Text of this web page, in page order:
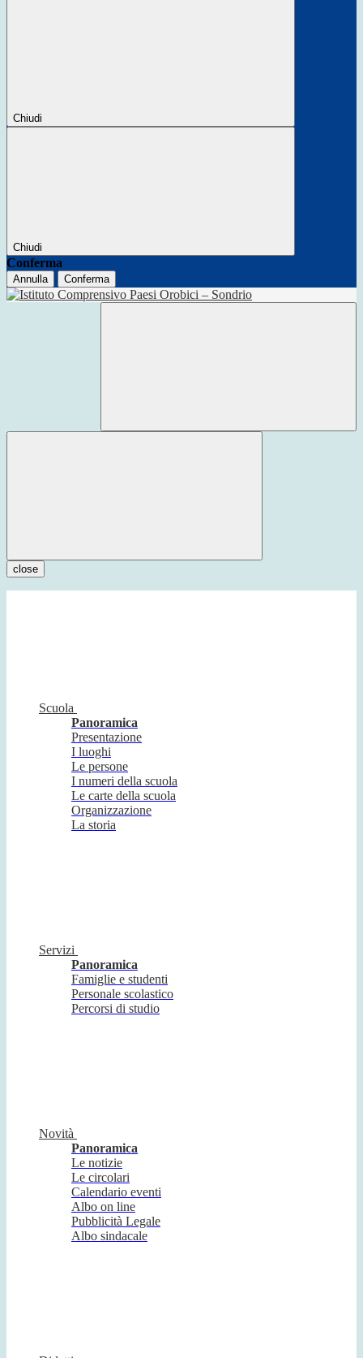
Chiudi
Chiudi
Conferma
Annulla Conferma
close
Scuola
Panoramica
Presentazione
I luoghi
Le persone
I numeri della scuola
Le carte della scuola
Organizzazione
La storia
Servizi
Panoramica
Famiglie e studenti
Personale scolastico
Percorsi di studio
Novità
Panoramica
Le notizie
Le circolari
Calendario eventi
Albo on line
Pubblicità Legale
Albo sindacale